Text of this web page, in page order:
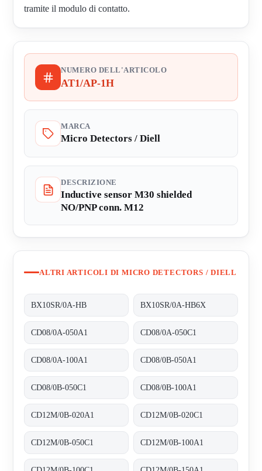
tramite il modulo di contatto.
NUMERO DELL'ARTICOLO
AT1/AP-1H
MARCA
Micro Detectors / Diell
DESCRIZIONE
Inductive sensor M30 shielded
NO/PNP conn. M12
ALTRI ARTICOLI DI MICRO DETECTORS / DIELL
BX10SR/0A-HB BX10SR/0A-HB6X
CD08/0A-050A1 CD08/0A-050C1
CD08/0A-100A1 CD08/0B-050A1
CD08/0B-050C1 CD08/0B-100A1
CD12M/0B-020A1 CD12M/0B-020C1
CD12M/0B-050C1 CD12M/0B-100A1